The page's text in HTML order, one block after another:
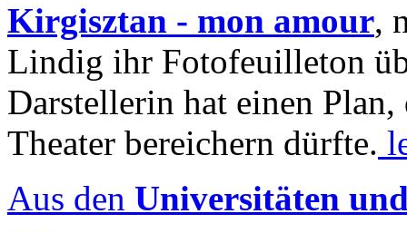
Kirgisztan - mon amour,
Lindig ihr Fotofeuilleton
Darstellerin hat einen Plan,
Theater bereichern dürfte.
Aus den Universitäten